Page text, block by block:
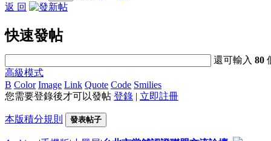
返 回
快速發帖
還可輸入80
高級模式
B Color Image Link Quote Code Smilies
您需要登錄後才可以發帖 登錄 | 立即註冊
本版積分規則 發表帖子